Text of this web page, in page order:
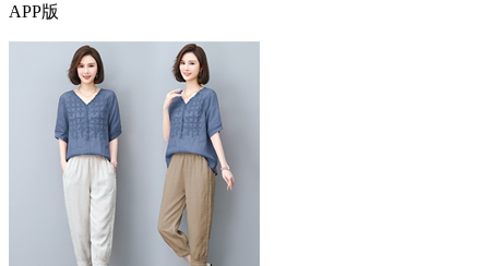
APP版